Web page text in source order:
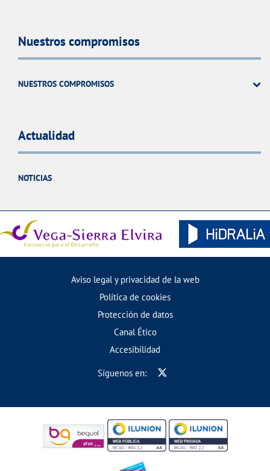
Nuestros compromisos
NUESTROS COMPROMISOS
Actualidad
NOTICIAS
Aviso legal y privacidad de la web
Política de cookies
Protección de datos
Canal Ético
Accesibilidad
Síguenos en: